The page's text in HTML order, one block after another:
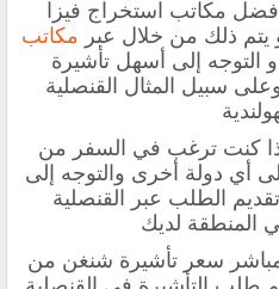
مكاتب استخراج فيزا
يتم ذلك من خلال عبر مكاتب
التوجه إلى أسهل تأشيرة
سبيل المثال القنصلية
كنت ترغب في السفر من
أي دولة أخرى والتوجه إلى
الطلب عبر القنصلية
المنطقة لديك
سعر تأشيرة شنغن من